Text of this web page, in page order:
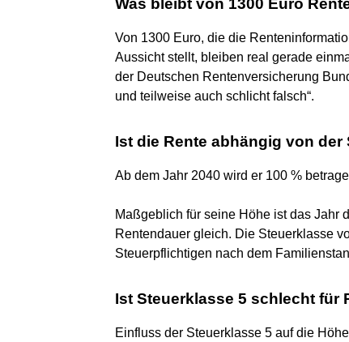
Von 1300 Euro, die die
Aussicht stellt, bleiben real gerade
der Deutschen Rentenversicherung
und teilweise auch schlicht falsch“.
Ist die Rente abhängig von der
Ab dem Jahr 2040 wird er 100 %
Maßgeblich für seine Höhe ist das Jahr
Rentendauer gleich. Die Steuerklasse
Steuerpflichtigen nach dem
Ist Steuerklasse 5 schlecht für
Einfluss der Steuerklasse 5 auf die